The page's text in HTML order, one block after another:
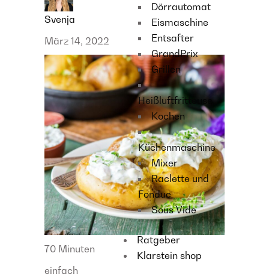
Dörrautomat
Eismaschine
Entsafter
GrandPrix
Grillen
Heißluftfritteuse
Kochen
Küchenmaschine
Mixer
Raclette und
Fondue
Sous Vide
Ratgeber
Klarstein shop
Svenja
März 14, 2022
70 Minuten
einfach